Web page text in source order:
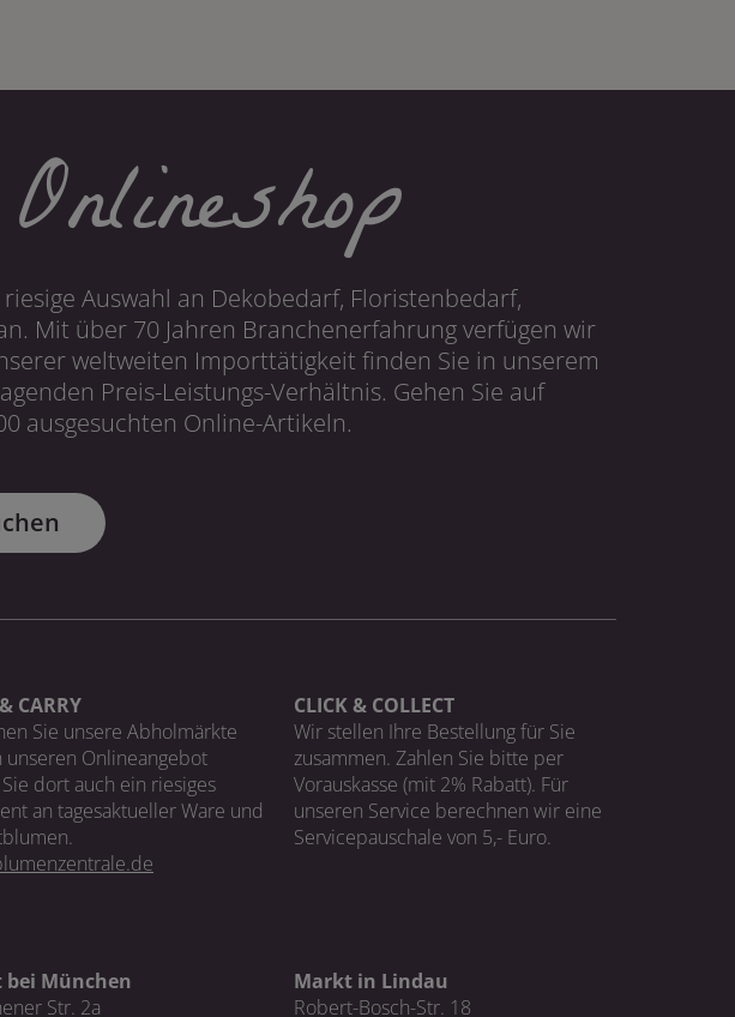
Auswahl an Dekobedarf, Floristenbedarf,
Mit über 70 Jahren Branchenerfahrung verfügen wir
weltweiten Importtätigkeit finden Sie in unserem
Preis-Leistungs-Verhältnis. Gehen Sie auf
ausgesuchten Online-Artikeln.
CARRY
Sie unsere Abholmärkte
unseren Onlineangebot
dort auch ein riesiges
an tagesaktueller Ware und
CLICK & COLLECT
Wir stellen Ihre Bestellung für Sie
zusammen. Zahlen Sie bitte per
Vorauskasse (mit 2% Rabatt). Für
unseren Service berechnen wir eine
Servicepauschale von 5,- Euro.
München
Str. 2a
Markt in Lindau
Robert-Bosch-Str. 18